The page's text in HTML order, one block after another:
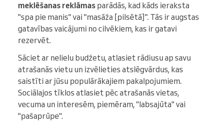
meklēšanas reklāmas parādās, kad kāds ieraksta
"spa pie manis" vai "masāža [pilsētā]". Tās ir augstas
gatavības vaicājumi no cilvēkiem, kas ir gatavi
rezervēt.
Sāciet ar nelielu budžetu, atlasiet rādiusu ap savu
atrašanās vietu un izvēlieties atslēgvārdus, kas
saistīti ar jūsu populārākajiem pakalpojumiem.
Sociālajos tīklos atlasiet pēc atrašanās vietas,
vecuma un interesēm, piemēram, "labsajūta" vai
"pašaprūpe".